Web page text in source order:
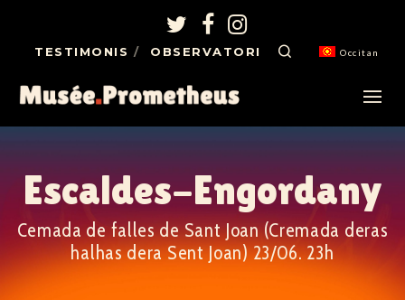
TESTIMONIS OBSERVATORI Occitan
Escaldes-Engordany
Cemada de falles de Sant Joan (Cremada deras
halhas dera Sent Joan) 23/06. 23h